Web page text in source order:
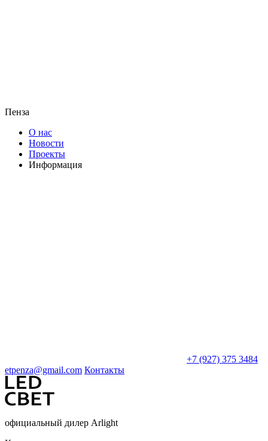
Пенза
О нас
Новости
Проекты
Информация
+7 (927) 375 3484
etpenza@gmail.com Контакты
официальный дилер Arlight